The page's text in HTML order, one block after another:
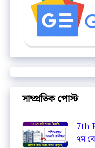
সাম্প্রতিক পোস্ট
7th
৭ম